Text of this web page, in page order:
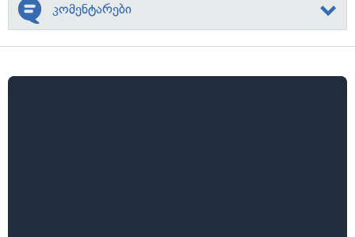
კომენტარები